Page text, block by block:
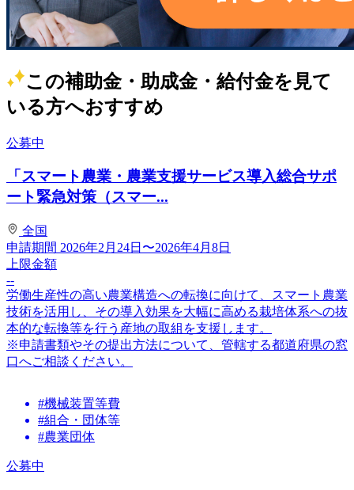
この補助金・助成金・給付金を見て
いる方へおすすめ
公募中
「スマート農業・農業支援サービス導入総合サポ
ート緊急対策（スマー...
全国
申請期間 2026年2月24日〜2026年4月8日
上限金額
--
労働生産性の高い農業構造への転換に向けて、スマート農業
技術を活用し、その導入効果を大幅に高める栽培体系への抜
本的な転換等を行う産地の取組を支援します。
※申請書類やその提出方法について、管轄する都道府県の窓
口へご相談ください。
#機械装置等費
#組合・団体等
#農業団体
公募中